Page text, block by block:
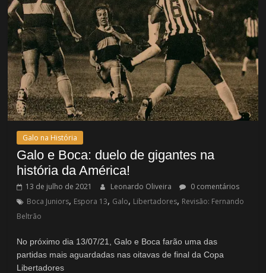
Galo na História
Galo e Boca: duelo de gigantes na
história da América!
13 de julho de 2021 Leonardo Oliveira
0 comentários
Boca Juniors, Espora 13, Galo, Libertadores, Revisão: Fernando
Beltrão
No próximo dia 13/07/21, Galo e Boca farão uma das
partidas mais aguardadas nas oitavas de final da Copa
Libertadores